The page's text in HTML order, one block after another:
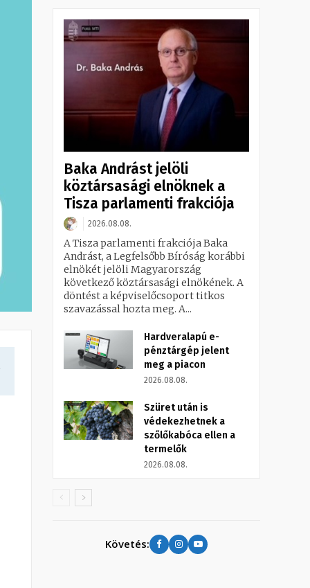
Baka Andrást jelöli
köztársasági elnöknek a
Tisza parlamenti frakciója
2026.08.08.
A Tisza parlamenti frakciója Baka
Andrást, a Legfelsőbb Bíróság korábbi
elnökét jelöli Magyarország
következő köztársasági elnökének. A
döntést a képviselőcsoport titkos
szavazással hozta meg. A...
Hardveralapú e-
pénztárgép jelent
meg a piacon
2026.08.08.
Szüret után is
védekezhetnek a
szőlőkabóca ellen a
termelők
2026.08.08.
Követés: